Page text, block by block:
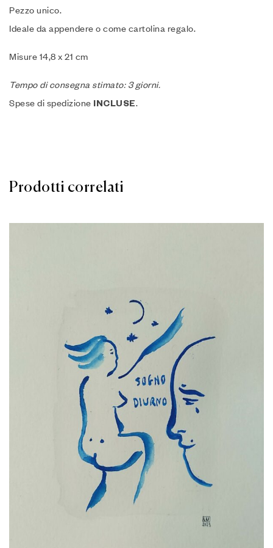
Pezzo unico.
Ideale da appendere o come cartolina regalo.
Misure 14,8 x 21 cm
Tempo di consegna stimato: 3 giorni.
Spese di spedizione INCLUSE.
Prodotti correlati